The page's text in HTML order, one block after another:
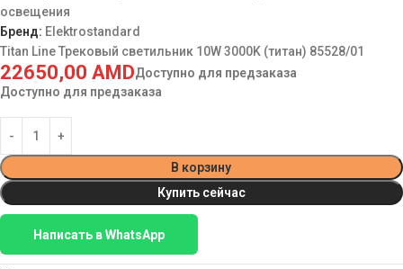
освещения
Бренд: Elektrostandard
Titan Line Трековый светильник 10W 3000K (титан) 85528/01
22650,00 AMDДоступно для предзаказа
Доступно для предзаказа
В корзину
Купить сейчас
Написать в WhatsApp